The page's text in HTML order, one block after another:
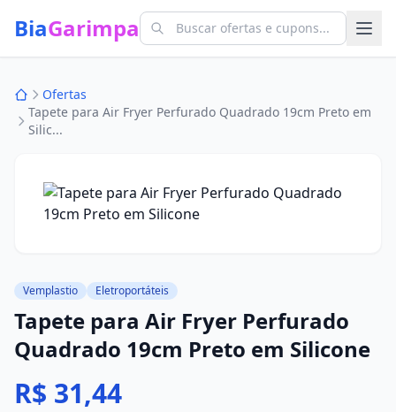
BiaGarimpa
Ofertas
Tapete para Air Fryer Perfurado Quadrado 19cm Preto em
Silic...
Vemplastio Eletroportáteis
Tapete para Air Fryer Perfurado
Quadrado 19cm Preto em Silicone
R$ 31,44